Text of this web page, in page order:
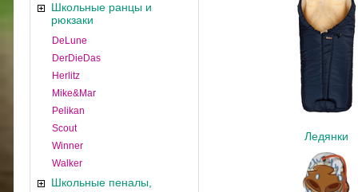
Школьные ранцы и
рюкзаки
DeLune
DerDieDas
Herlitz
Mike&Mar
Pelikan
Scout
Winner
Walker
Школьные пеналы,
Ледянки